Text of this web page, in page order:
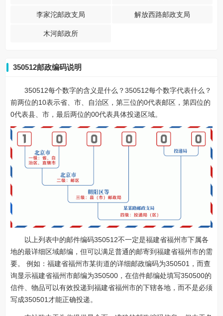
李家沱邮政支局 解放西路邮政支局
木河邮政所
350512邮政编码说明
350512每个数字的含义是什么？350512每个数字代表什么？
前两位的10表示省、市、自治区，第三位的0代表邮区，第四位的
0代表县、市，最后两位的00代表具体投递区域。
以上列表中的邮件编码350512不一定是福建省福州市下属各
地的最详细区域邮编，但可以满足普通的邮寄到福建省福州市的需
要。 例如：福建省福州市某街道的详细邮政编码为350501，而查
询显示福建省福州市邮编为350500，在信件邮编处填写350500的
信件、物品可以有效投递到福建省福州市的下辖各地，而不是必须
写成350501才能正确投递。